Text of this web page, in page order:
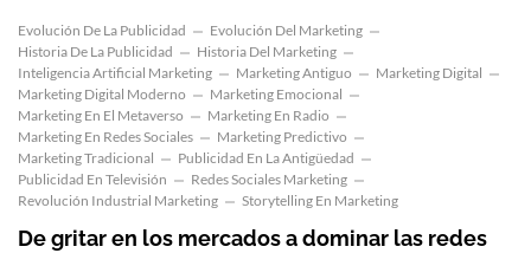
Evolución De La Publicidad
Evolución Del Marketing
Historia De La Publicidad
Historia Del Marketing
Inteligencia Artificial Marketing
Marketing Antiguo
Marketing Digital
Marketing Digital Moderno
Marketing Emocional
Marketing En El Metaverso
Marketing En Radio
Marketing En Redes Sociales
Marketing Predictivo
Marketing Tradicional
Publicidad En La Antigüedad
Publicidad En Televisión
Redes Sociales Marketing
Revolución Industrial Marketing
Storytelling En Marketing
De gritar en los mercados a dominar las redes